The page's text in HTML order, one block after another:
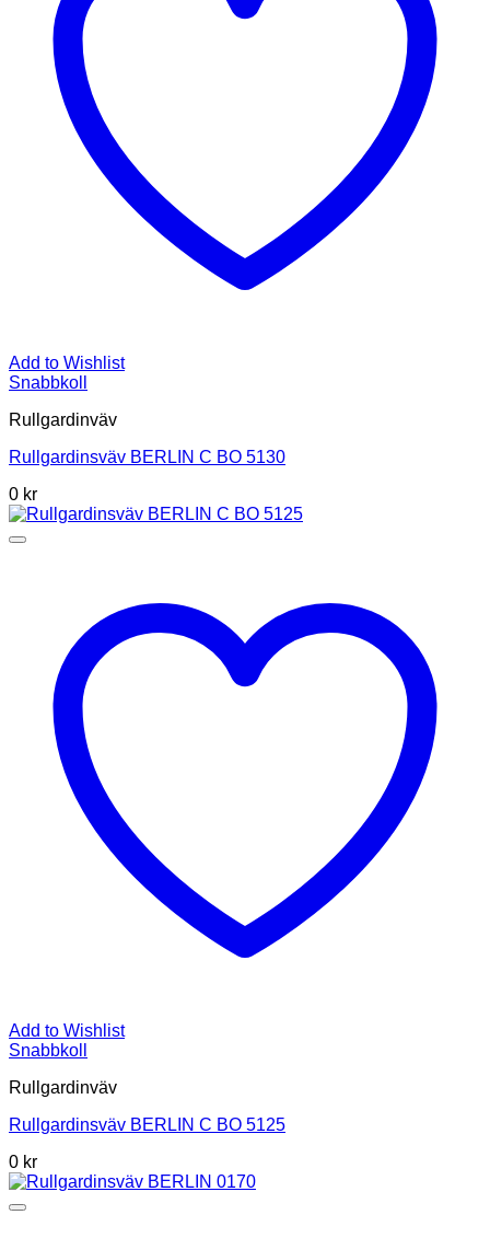
Add to Wishlist
Snabbkoll
Rullgardinväv
Rullgardinsväv BERLIN C BO 5130
0 kr
Add to Wishlist
Snabbkoll
Rullgardinväv
Rullgardinsväv BERLIN C BO 5125
0 kr